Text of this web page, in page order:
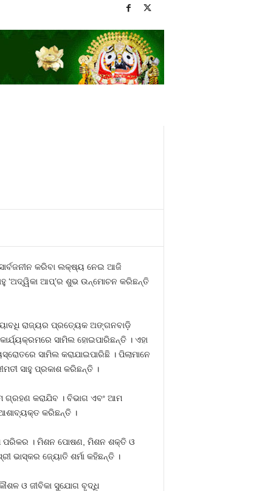
କରିବା ଲକ୍ଷ୍ୟ ନେଇ ଆଜି
‘ଅଦ୍ୱିକା ଆପ୍‌’ର ଶୁଭ ଉନ୍ମୋଚନ କରିଛନ୍ତି
ରାଜ୍ୟର ପ୍ରତ୍ୟେକ ଅଙ୍ଗନବାଡ଼ି
ସାମିଲ ହୋଇପାରିଛନ୍ତି । ଏହା
ସାମିଲ କରାଯାଇପାରିଛି । ପିଲାମାନେ
ସାହୁ ପ୍ରକାଶ କରିଛନ୍ତି ।
ଗ୍ରହଣ କରାଯିବ । ବିଭାଗ ଏବଂ ଆମ
କରିଛନ୍ତି ।
ପରିକର । ମିଶନ ପୋଷଣ, ମିଶନ ଶକ୍ତି ଓ
ଭାସ୍କର ଜ୍ୟୋତି ଶର୍ମା କହିଛନ୍ତି ।
ଓ ଜୀବିକା ସୁଯୋଗ ବୃଦ୍ଧି